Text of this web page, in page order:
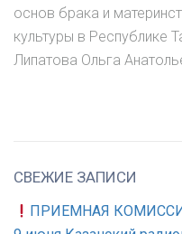
основ брака и
культуры в Республике
Липатова Ольга
СВЕЖИЕ ЗАПИСИ
ПРИЕМНАЯ